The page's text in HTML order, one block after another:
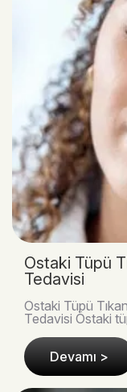
Östaki Tüpü
Tedavisi
Östaki Tüpü
Tedavisi Östaki
Devamı >